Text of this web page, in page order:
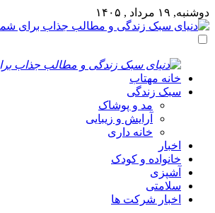
دوشنبه, ۱۹ مرداد , ۱۴۰۵
خانه مهتاب
سبک زندگی
مد و پوشاک
آرایش و زیبایی
خانه داری
اخبار
خانواده و کودک
آشپزی
سلامتی
اخبار شرکت ها